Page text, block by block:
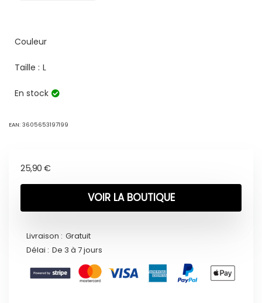
Couleur
Taille : L
En stock
EAN: 3605653197199
25,90 €
VOIR LA BOUTIQUE
Livraison : Gratuit
Délai : De 3 à 7 jours